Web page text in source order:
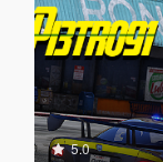
5.0